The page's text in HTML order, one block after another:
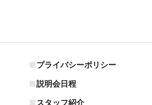
プライバシーポリシー
説明会日程
スタッフ紹介